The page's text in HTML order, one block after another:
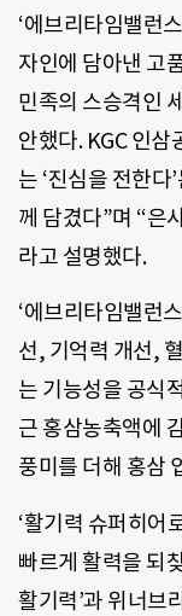
‘에브리타임밸런
자인에 담아낸 고
민족의 스승격인
안했다. KGC 인삼
는 ‘진심을 전한다
께 담겼다”며 “은
라고 설명했다.
‘에브리타임밸런
선, 기억력 개선,
는 기능성을 공식
근 홍삼농축액에
풍미를 더해 홍삼
‘활기력 슈퍼히어
빠르게 활력을 되
활기력’과 위너브